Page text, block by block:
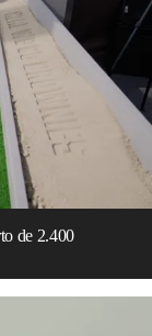
de 2.400